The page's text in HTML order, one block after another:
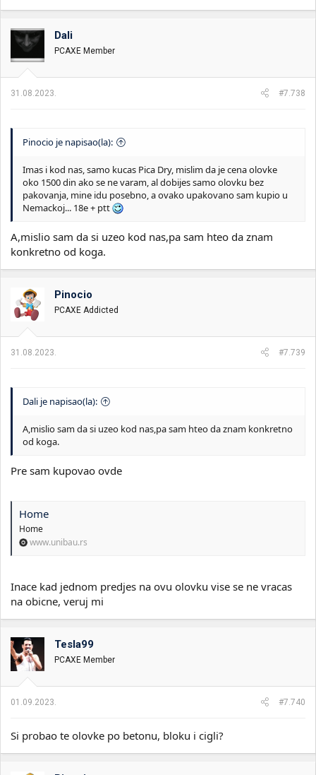
Dali
PCAXE Member
31.08.2023. #7.738
Pinocio je napisao(la):
Imas i kod nas, samo kucas Pica Dry, mislim da je cena olovke
oko 1500 din ako se ne varam, al dobijes samo olovku bez
pakovanja, mine idu posebno, a ovako upakovano sam kupio u
Nemackoj... 18e + ptt
A,mislio sam da si uzeo kod nas,pa sam hteo da znam
konkretno od koga.
Pinocio
PCAXE Addicted
31.08.2023. #7.739
Dali je napisao(la):
A,mislio sam da si uzeo kod nas,pa sam hteo da znam konkretno
od koga.
Pre sam kupovao ovde
Home
Home
www.unibau.rs
Inace kad jednom predjes na ovu olovku vise se ne vracas
na obicne, veruj mi
Tesla99
PCAXE Member
01.09.2023. #7.740
Si probao te olovke po betonu, bloku i cigli?